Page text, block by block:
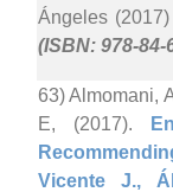
Ángeles (2017)
(ISBN: 978-84-
63) Almomani,
E, (2017).
Vicente J.,